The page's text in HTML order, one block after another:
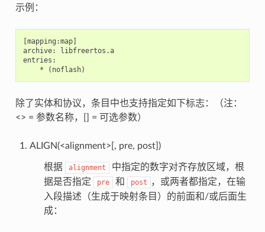
示例：
[mapping:map]
archive: libfreertos.a
entries:
除了实体和协议，条目中也支持指定如下标志：（注：
<> = 参数名称，[] = 可选参数）
ALIGN(<alignment>[, pre, post])
根据 alignment
中指定的数字对齐存放区域，根
据是否指定
pre 和 post
，或两者都指定，在输
入段描述（生成于映射条目）的前面和/或后面生
成：